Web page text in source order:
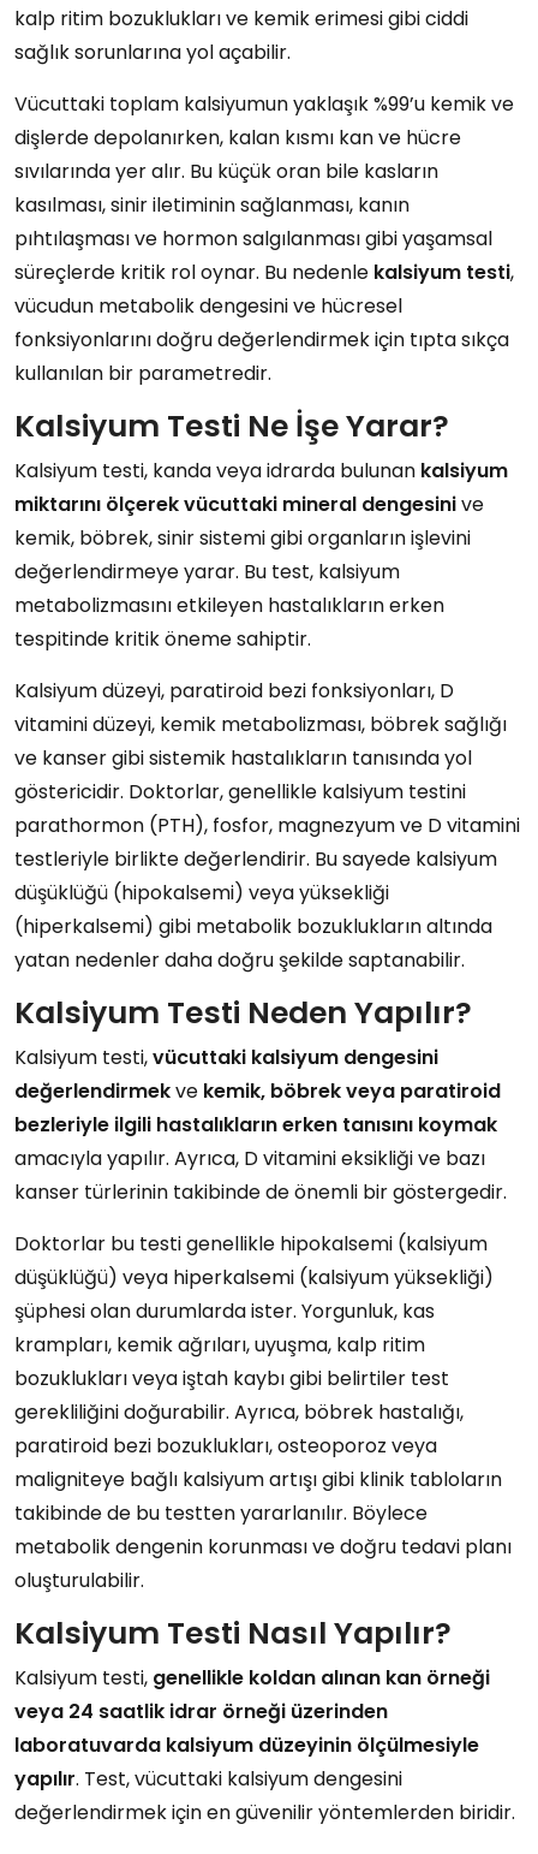
kalp ritim bozuklukları ve kemik erimesi gibi ciddi
sağlık sorunlarına yol açabilir.
Vücuttaki toplam kalsiyumun yaklaşık %99’u kemik ve
dişlerde depolanırken, kalan kısmı kan ve hücre
sıvılarında yer alır. Bu küçük oran bile kasların
kasılması, sinir iletiminin sağlanması, kanın
pıhtılaşması ve hormon salgılanması gibi yaşamsal
süreçlerde kritik rol oynar. Bu nedenle kalsiyum testi,
vücudun metabolik dengesini ve hücresel
fonksiyonlarını doğru değerlendirmek için tıpta sıkça
kullanılan bir parametredir.
Kalsiyum Testi Ne İşe Yarar?
Kalsiyum testi, kanda veya idrarda bulunan kalsiyum
miktarını ölçerekvücuttaki mineral dengesinive
kemik, böbrek, sinir sistemi gibi organların işlevini
değerlendirmeye yarar. Bu test, kalsiyum
metabolizmasını etkileyen hastalıkların erken
tespitinde kritik öneme sahiptir.
Kalsiyum düzeyi, paratiroid bezi fonksiyonları, D
vitamini düzeyi, kemik metabolizması, böbrek sağlığı
ve kanser gibi sistemik hastalıkların tanısında yol
göstericidir. Doktorlar, genellikle kalsiyum testini
parathormon (PTH), fosfor, magnezyum ve D vitamini
testleriyle birlikte değerlendirir. Bu sayede kalsiyum
düşüklüğü (hipokalsemi) veya yüksekliği
(hiperkalsemi) gibi metabolik bozuklukların altında
yatan nedenler daha doğru şekilde saptanabilir.
Kalsiyum Testi Neden Yapılır?
Kalsiyum testi,vücuttaki kalsiyum dengesini
değerlendirmekve kemik, böbrek veya paratiroid
bezleriyle ilgili hastalıkların erken tanısını koymak
amacıyla yapılır. Ayrıca, D vitamini eksikliği ve bazı
kanser türlerinin takibinde de önemli bir göstergedir.
Doktorlar bu testi genellikle hipokalsemi (kalsiyum
düşüklüğü) veya hiperkalsemi (kalsiyum yüksekliği)
şüphesi olan durumlarda ister. Yorgunluk, kas
krampları, kemik ağrıları, uyuşma, kalp ritim
bozuklukları veya iştah kaybı gibi belirtiler test
gerekliliğini doğurabilir. Ayrıca, böbrek hastalığı,
paratiroid bezi bozuklukları, osteoporoz veya
maligniteye bağlı kalsiyum artışı gibi klinik tabloların
takibinde de bu testten yararlanılır. Böylece
metabolik dengenin korunması ve doğru tedavi planı
oluşturulabilir.
Kalsiyum Testi Nasıl Yapılır?
Kalsiyum testi, genellikle koldan alınan kan örneği
veya 24 saatlik idrar örneği üzerinden
laboratuvarda kalsiyum düzeyinin ölçülmesiyle
yapılır. Test, vücuttaki kalsiyum dengesini
değerlendirmek için en güvenilir yöntemlerden biridir.